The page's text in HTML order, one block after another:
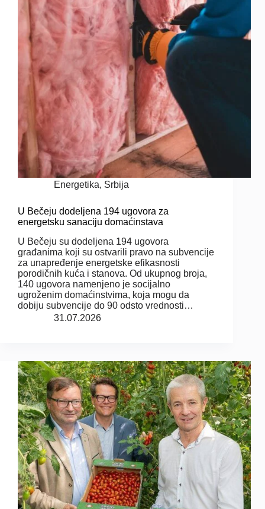
Energetika, Srbija
U Bečeju dodeljena 194 ugovora za
energetsku sanaciju domaćinstava
U Bečeju su dodeljena 194 ugovora
građanima koji su ostvarili pravo na subvencije
za unapređenje energetske efikasnosti
porodičnih kuća i stanova. Od ukupnog broja,
140 ugovora namenjeno je socijalno
ugroženim domaćinstvima, koja mogu da
dobiju subvencije do 90 odsto vrednosti…
31.07.2026